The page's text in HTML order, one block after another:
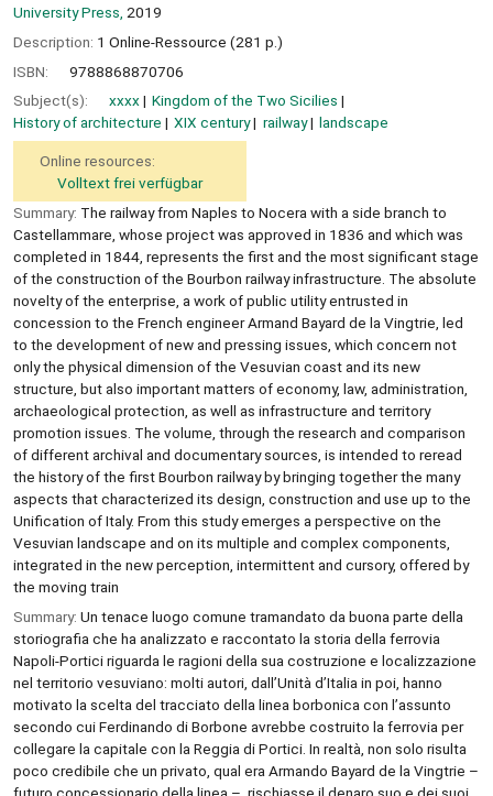
University Press, 2019
Description: 1 Online-Ressource (281 p.)
ISBN:
9788868870706
Subject(s):
xxxx
Kingdom of the Two Sicilies
History of architecture
XIX century railway landscape
Online resources:
Volltext frei verfügbar
Summary: The railway from Naples to Nocera with a side branch to
Castellammare, whose project was approved in 1836 and which was
completed in 1844, represents the first and the most significant stage
of the construction of the Bourbon railway infrastructure. The absolute
novelty of the enterprise, a work of public utility entrusted in
concession to the French engineer Armand Bayard de la Vingtrie, led
to the development of new and pressing issues, which concern not
only the physical dimension of the Vesuvian coast and its new
structure, but also important matters of economy, law, administration,
archaeological protection, as well as infrastructure and territory
promotion issues. The volume, through the research and comparison
of different archival and documentary sources, is intended to reread
the history of the first Bourbon railway by bringing together the many
aspects that characterized its design, construction and use up to the
Unification of Italy. From this study emerges a perspective on the
Vesuvian landscape and on its multiple and complex components,
integrated in the new perception, intermittent and cursory, offered by
the moving train
Summary: Un tenace luogo comune tramandato da buona parte della
storiografia che ha analizzato e raccontato la storia della ferrovia
Napoli-Portici riguarda le ragioni della sua costruzione e localizzazione
nel territorio vesuviano: molti autori, dall’Unità d’Italia in poi, hanno
motivato la scelta del tracciato della linea borbonica con l’assunto
secondo cui Ferdinando di Borbone avrebbe costruito la ferrovia per
collegare la capitale con la Reggia di Portici. In realtà, non solo risulta
poco credibile che un privato, qual era Armando Bayard de la Vingtrie –
futuro concessionario della linea –, rischiasse il denaro suo e dei suoi